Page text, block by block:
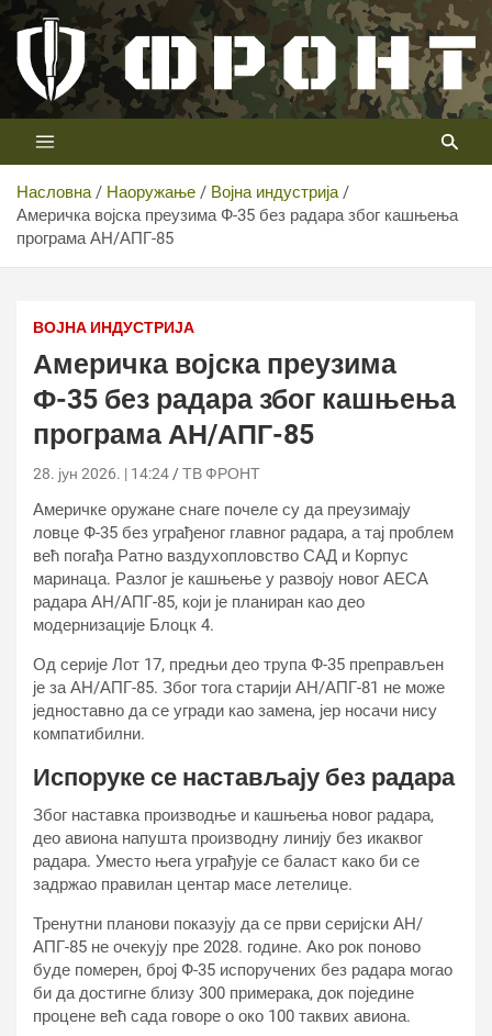
Скип
цонтент
Телевизија ФРОНТ
Први војни канал у Србији
Насловна Наоружање
Војна индустрија
Америчка војска преузима Ф-35 без радара због кашњења
програма АН/АПГ-85
ВОЈНА ИНДУСТРИЈА
Америчка војска преузима
Ф-35 без радара због кашњења
програма АН/АПГ-85
28. јун 2026. | 14:24 ТВ ФРОНТ
Америчке оружане снаге почеле су да преузимају
ловце Ф-35 без уграђеног главног радара, а тај проблем
већ погађа Ратно ваздухопловство САД и Корпус
маринаца. Разлог је кашњење у развоју новог АЕСА
радара АН/АПГ-85, који је планиран као део
модернизације Блоцк 4.
Од серије Лот 17, предњи део трупа Ф-35 преправљен
је за АН/АПГ-85. Због тога старији АН/АПГ-81 не може
једноставно да се угради као замена, јер носачи нису
компатибилни.
Испоруке се настављају без радара
Због наставка производње и кашњења новог радара,
део авиона напушта производну линију без икаквог
радара. Уместо њега уграђује се баласт како би се
задржао правилан центар масе летелице.
Тренутни планови показују да се први серијски АН/
АПГ-85 не очекују пре 2028. године. Ако рок поново
буде померен, број Ф-35 испоручених без радара могао
би да достигне близу 300 примерака, док поједине
процене већ сада говоре о око 100 таквих авиона.